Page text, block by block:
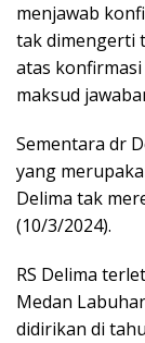
menjawab
tak dimengerti
atas
maksud
Sementara dr
yang
Delima tak
(10/3/2024).
RS Delima
Medan
didirikan di